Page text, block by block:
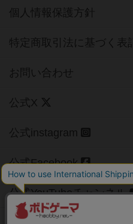
個人情報保護方針
特定商取引法に基づく表
お問い合わせ
公式X
公式instagram
公式Facebook
公式YouTubeチャンネル